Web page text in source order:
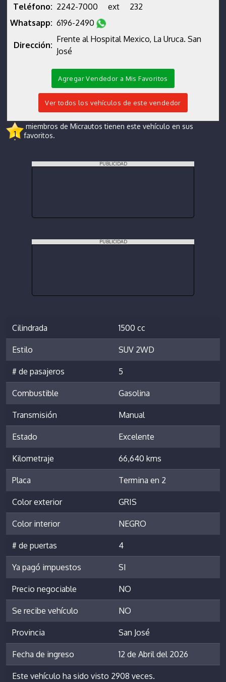
Teléfono: 2242-7000 ext
232
Whatsapp: 6196-2490
Dirección:
Frente al Hospital Mexico, La Uruca. San
José
Agregar Vendedor a Mis Favoritos
Ver todos los vehículos de este vendedor
1
miembros de Micrautos tienen este vehículo en sus
favoritos.
PUBLICIDAD
PUBLICIDAD
Cilindrada 1500 cc
Estilo SUV 2WD
# de pasajeros 5
Combustible Gasolina
Transmisión Manual
Estado Excelente
Kilometraje 66,640 kms
Placa Termina en 2
Color exterior GRIS
Color interior NEGRO
# de puertas 4
Ya pagó impuestos SI
Precio negociable NO
Se recibe vehículo NO
Provincia San José
Fecha de ingreso 12 de Abril del 2026
Este vehículo ha sido visto 2908 veces.